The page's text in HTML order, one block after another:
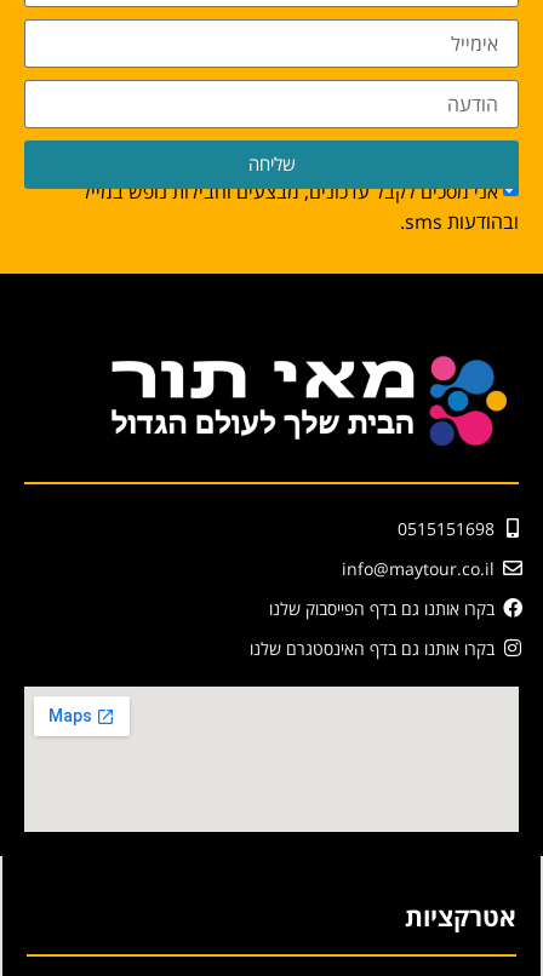
אני מסכים לקבל עדכונים, מבצעים וחבילות נופש במייל
ובהודעות sms.
שליחה
0515151698
info@maytour.co.il
בקרו אותנו גם בדף הפייסבוק שלנו
בקרו אותנו גם בדף האינסטגרם שלנו
אטרקציות